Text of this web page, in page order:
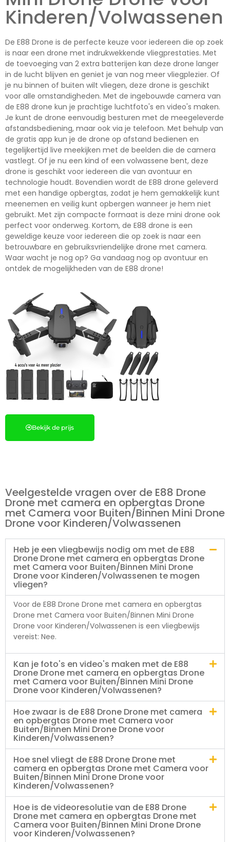
Kinderen/Volwassenen
De E88 Drone is de perfecte keuze voor iedereen die op zoek
is naar een drone met indrukwekkende vliegprestaties. Met
de toevoeging van 2 extra batterijen kan deze drone langer
in de lucht blijven en geniet je van nog meer vliegplezier. Of
je nu binnen of buiten wilt vliegen, deze drone is geschikt
voor alle omstandigheden. Met de ingebouwde camera van
de E88 drone kun je prachtige luchtfoto's en video's maken.
Je kunt de drone eenvoudig besturen met de meegeleverde
afstandsbediening, maar ook via je telefoon. Met behulp van
de gratis app kun je de drone op afstand bedienen en
tegelijkertijd live meekijken met de beelden die de camera
vastlegt. Of je nu een kind of een volwassene bent, deze
drone is geschikt voor iedereen die van avontuur en
technologie houdt. Bovendien wordt de E88 drone geleverd
met een handige opbergtas, zodat je hem gemakkelijk kunt
meenemen en veilig kunt opbergen wanneer je hem niet
gebruikt. Met zijn compacte formaat is deze mini drone ook
perfect voor onderweg. Kortom, de E88 drone is een
geweldige keuze voor iedereen die op zoek is naar een
betrouwbare en gebruiksvriendelijke drone met camera.
Waar wacht je nog op? Ga vandaag nog op avontuur en
ontdek de mogelijkheden van de E88 drone!
Bekijk de prijs
Veelgestelde vragen over de E88 Drone
Drone met camera en opbergtas Drone
met Camera voor Buiten/Binnen Mini Drone
Drone voor Kinderen/Volwassenen
Heb je een vliegbewijs nodig om met de E88
Drone Drone met camera en opbergtas Drone
met Camera voor Buiten/Binnen Mini Drone
Drone voor Kinderen/Volwassenen te mogen
vliegen?
Voor de E88 Drone Drone met camera en opbergtas
Drone met Camera voor Buiten/Binnen Mini Drone
Drone voor Kinderen/Volwassenen is een vliegbewijs
vereist: Nee.
Kan je foto's en video's maken met de E88
Drone Drone met camera en opbergtas Drone
met Camera voor Buiten/Binnen Mini Drone
Drone voor Kinderen/Volwassenen?
Hoe zwaar is de E88 Drone Drone met camera
en opbergtas Drone met Camera voor
Buiten/Binnen Mini Drone Drone voor
Kinderen/Volwassenen?
Hoe snel vliegt de E88 Drone Drone met
camera en opbergtas Drone met Camera voor
Buiten/Binnen Mini Drone Drone voor
Kinderen/Volwassenen?
Hoe is de videoresolutie van de E88 Drone
Drone met camera en opbergtas Drone met
Camera voor Buiten/Binnen Mini Drone Drone
voor Kinderen/Volwassenen?